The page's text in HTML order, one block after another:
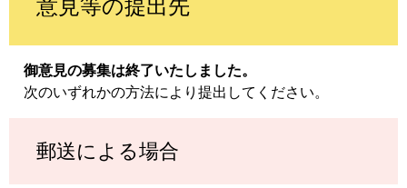
意見等の提出先
御意見の募集は終了いたしました。
次のいずれかの方法により提出してください。
郵送による場合